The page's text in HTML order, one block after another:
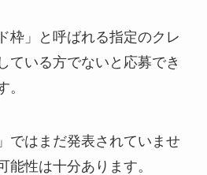
枠」と呼ばれる指定のクレ
ている方でないと応募でき
。
ではまだ発表されていませ
能性は十分あります。